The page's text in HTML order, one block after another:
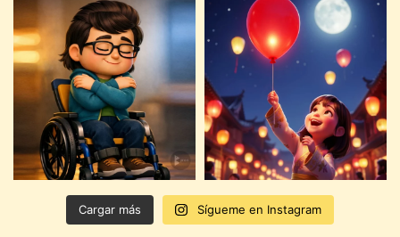
Cargar más Sígueme en Instagram